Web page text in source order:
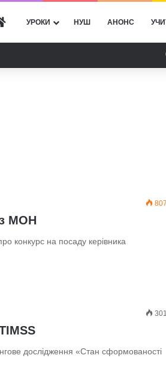
ГОЛОВНА
УРОКИ НУШ АНОНС
807
МОН
конкурс на посаду керівника
301
дослідження «Стан сформованості